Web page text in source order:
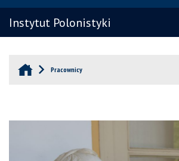
Instytut Polonistyki
Pracownicy